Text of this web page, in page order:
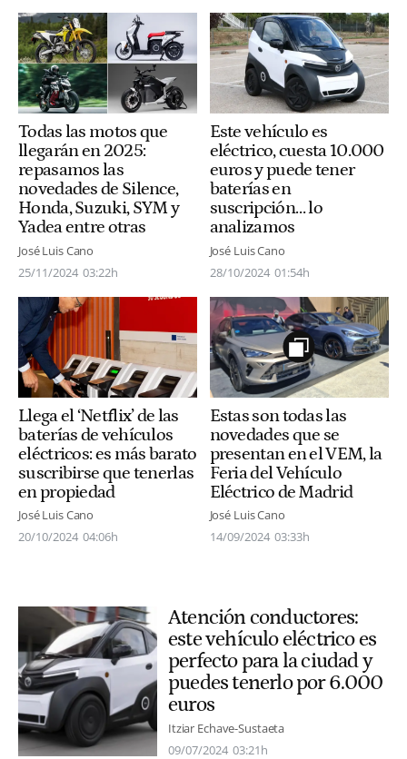
Todas las motos que
llegarán en 2025:
repasamos las
novedades de Silence,
Honda, Suzuki, SYM y
Yadea entre otras
José Luis Cano
25/11/2024 03:22h
Este vehículo es
eléctrico, cuesta 10.000
euros y puede tener
baterías en
suscripción… lo
analizamos
José Luis Cano
28/10/2024 01:54h
Llega el ‘Netflix’ de las
baterías de vehículos
eléctricos: es más barato
suscribirse que tenerlas
en propiedad
José Luis Cano
20/10/2024 04:06h
Estas son todas las
novedades que se
presentan en el VEM, la
Feria del Vehículo
Eléctrico de Madrid
José Luis Cano
14/09/2024 03:33h
Atención conductores:
este vehículo eléctrico es
perfecto para la ciudad y
puedes tenerlo por 6.000
euros
Itziar Echave-Sustaeta
09/07/2024 03:21h